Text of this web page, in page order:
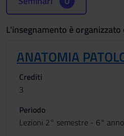
L'insegnamento è organizzato
ANATOMIA
Crediti
3
Periodo
Lezioni 2° semestre - 6° anno